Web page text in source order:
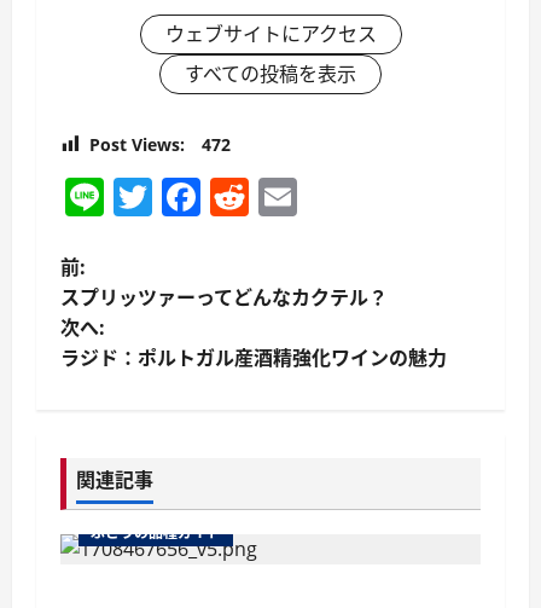
ウェブサイトにアクセス
すべての投稿を表示
Post Views: 472
LineTwitter
Facebook
Reddit
投
稿
ナ
ゲ
ー
前:
スプリッツァーってどんなカクテル？
次へ:
ラジド：ポルトガル産酒精強化ワインの魅力
関連記事
ぶどうの品種ガイド